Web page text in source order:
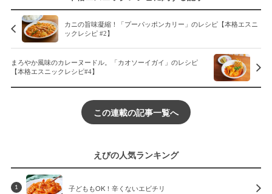
カニの旨味凝縮！「プーパッポンカリー」のレシピ【本格エスニ
ックレシピ #2】
まろやか風味のカレーヌードル。「カオソーイガイ」のレシピ
【本格エスニックレシピ#4】
この連載の記事一覧へ
えびの人気ランキング
1 子どももOK！辛くないエビチリ